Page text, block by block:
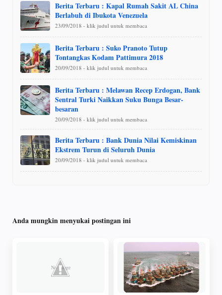
Berita Terbaru : Kapal Rumah Sakit AL China
Berlabuh di Ibukota Venezuela
23/09/2018 - klik judul untuk membaca
Berita Terbaru : Suko Pranoto Tutup
Tontangkas Kodam Pattimura 2018
20/09/2018 - klik judul untuk membaca
Berita Terbaru : Melawan Recep Erdogan, Bank
Sentral Turki Naikkan Suku Bunga Besar-
besaran
20/09/2018 - klik judul untuk membaca
Berita Terbaru : Bank Dunia Nilai Kemiskinan
Ekstrem Turun di Seluruh Dunia
20/09/2018 - klik judul untuk membaca
Anda mungkin menyukai postingan ini